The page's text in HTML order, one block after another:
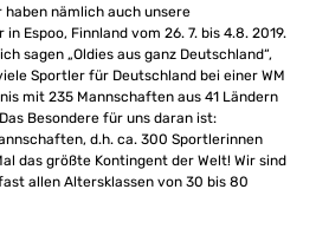
nämlich auch unsere
Espoo, Finnland vom 26. 7. bis 4.8. 2019.
sagen „Oldies aus ganz Deutschland“,
Sportler für Deutschland bei einer WM
mit 235 Mannschaften aus 41 Ländern
Besondere für uns daran ist:
d.h. ca. 300 Sportlerinnen
das größte Kontingent der Welt! Wir sind
allen Altersklassen von 30 bis 80